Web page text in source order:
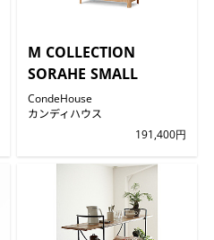
M COLLECTION
SORAHE SMALL
CondeHouse
カンディハウス
191,400円